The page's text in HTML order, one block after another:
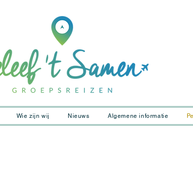
Wie zijn wij Nieuws Algemene informatie